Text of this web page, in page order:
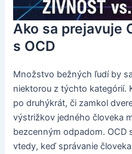
Ako sa prejavuje
s OCD
Množstvo bežných ľudí by
niektorou z týchto kategórií.
po druhýkrát, či zamkol
výstrižkov jedného človeka
bezcenným odpadom. OCD
vtedy, keď správanie